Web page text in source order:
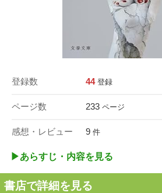
登録数 44 登録
ページ数 233 ページ
感想・レビュー 9 件
▶︎あらすじ・内容を見る
書店で詳細を見る